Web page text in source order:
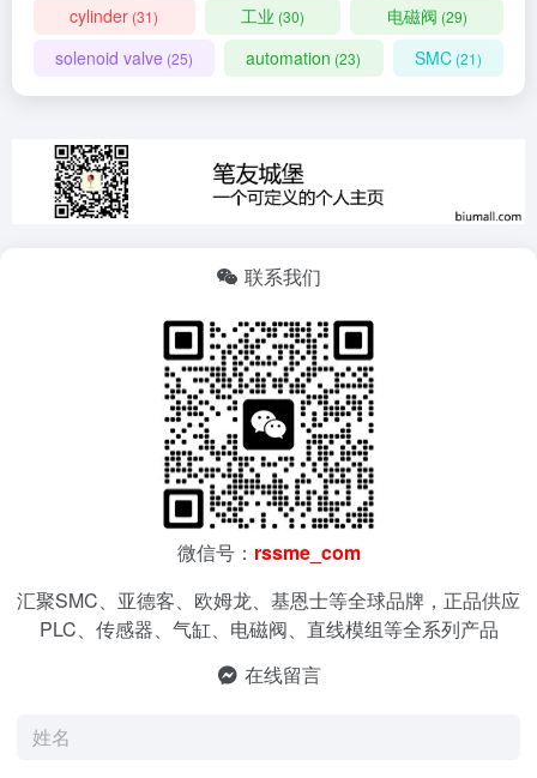
cylinder (31) 工业 (30) 电磁阀 (29)
solenoid valve (25) automation (23) SMC(21)
联系我们
微信号： rssme_com
汇聚SMC、亚德客、欧姆龙、基恩士等全球品牌，正品供应
PLC、传感器、气缸、电磁阀、直线模组等全系列产品
在线留言